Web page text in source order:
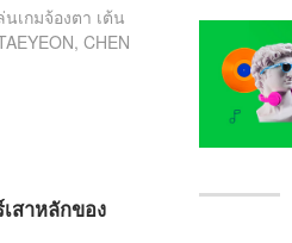
เกมจ้องตา เต้น
CHEN
สาหลักของ